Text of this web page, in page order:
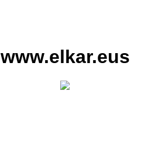
www.elkar.eus